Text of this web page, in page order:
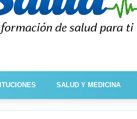
SALUD Y MEDICINA